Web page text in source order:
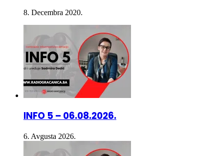
8. Decembra 2020.
INFO 5 – 06.08.2026.
6. Avgusta 2026.